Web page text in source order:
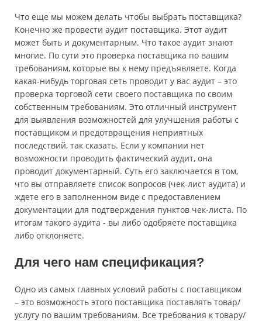
Что еще мы можем делать чтобы выбрать поставщика?
Конечно же провести аудит поставщика. Этот аудит
может быть и документарным. Что такое аудит знают
многие. По сути это проверка поставщика по вашим
требованиям, которые вы к нему предъявляете. Когда
какая-нибудь торговая сеть проводит у вас аудит – это
проверка торговой сети своего поставщика по своим
собственным требованиям. Это отличный инструмент
для выявления возможностей для улучшения работы с
поставщиком и предотвращения неприятных
последствий, так сказать. Если у компании нет
возможности проводить фактический аудит, она
проводит документарный. Суть его заключается в том,
что вы отправляете список вопросов (чек-лист аудита) и
ждете его в заполненном виде с предоставлением
документации для подтверждения пунктов чек-листа. По
итогам такого аудита - вы либо одобряете поставщика
либо отклоняете.
Для чего нам спецификация?
Одно из самых главных условий работы с поставщиком
– это возможность этого поставщика поставлять товар/
услугу по вашим требованиям. Все требования к товару/